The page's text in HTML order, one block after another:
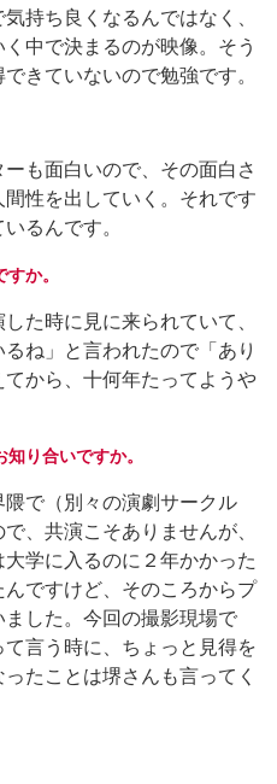
持ち良くなるんではなく、
中で決まるのが映像。そう
きていないので勉強です。
も面白いので、その面白さ
性を出していく。それです
るんです。
か。
た時に見に来られていて、
ね」と言われたので「あり
から、十何年たってようや
り合いですか。
で（別々の演劇サークル
、共演こそありませんが、
学に入るのに２年かかった
ですけど、そのころからプ
した。今回の撮影現場で
言う時に、ちょっと見得を
たことは堺さんも言ってく